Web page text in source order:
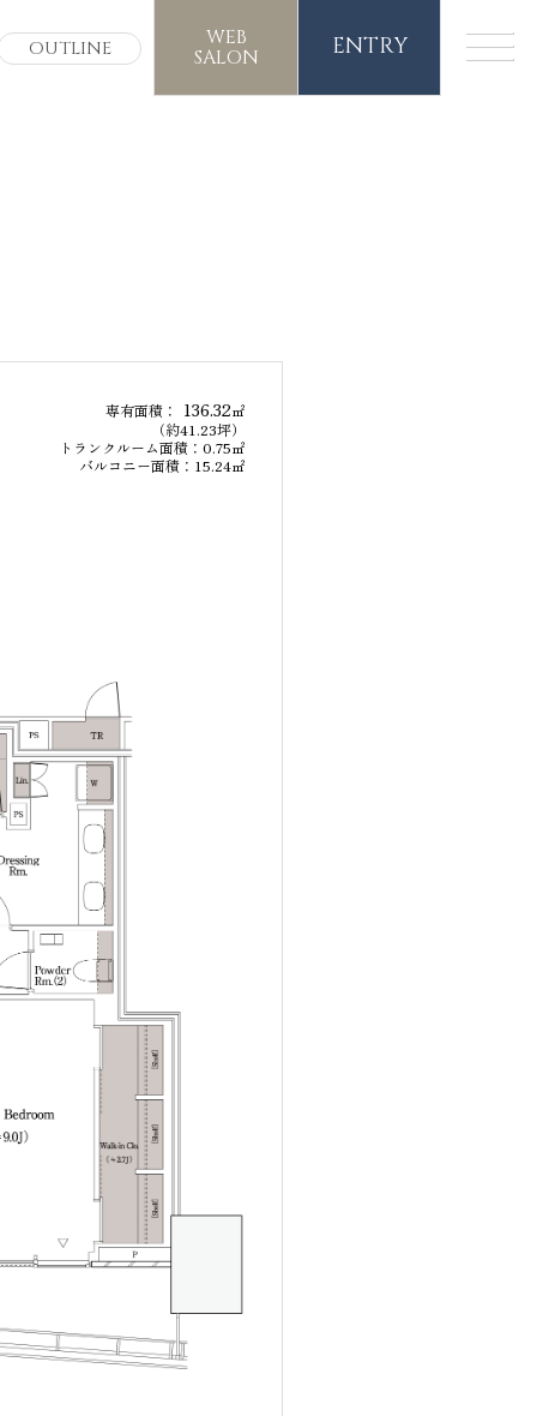
OUTLINE WEB
SALON ENTRY
専有面積： 136.32㎡
（約41.23坪）
トランクルーム面積：0.75㎡
バルコニー面積：15.24㎡